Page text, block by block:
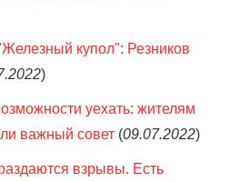
купол": Резников
)
уехать: жителям
важный совет (09.07.2022)
взрывы. Есть